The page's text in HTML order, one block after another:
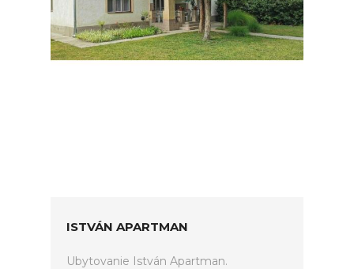
ISTVÁN APARTMAN
Ubytovanie István Apartman.